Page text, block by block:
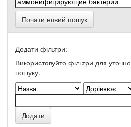
Почати новий пошук
Додати фільтри:
Використовуйте фільтри для
пошуку.